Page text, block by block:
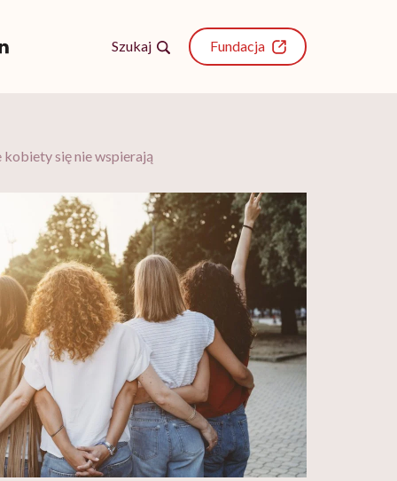
Szukaj Fundacja
się nie wspierają